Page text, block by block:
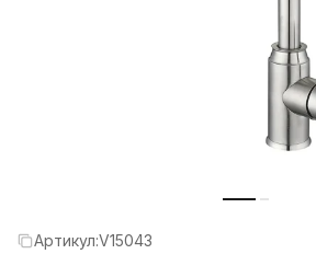
Артикул:V15043